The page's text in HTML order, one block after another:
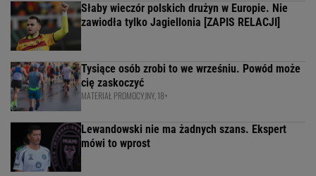
Słaby wieczór polskich drużyn w Europie. Nie
zawiodła tylko Jagiellonia [ZAPIS RELACJI]
Tysiące osób zrobi to we wrześniu. Powód może
cię zaskoczyć
MATERIAŁ PROMOCYJNY, 18+
Lewandowski nie ma żadnych szans. Ekspert
mówi to wprost